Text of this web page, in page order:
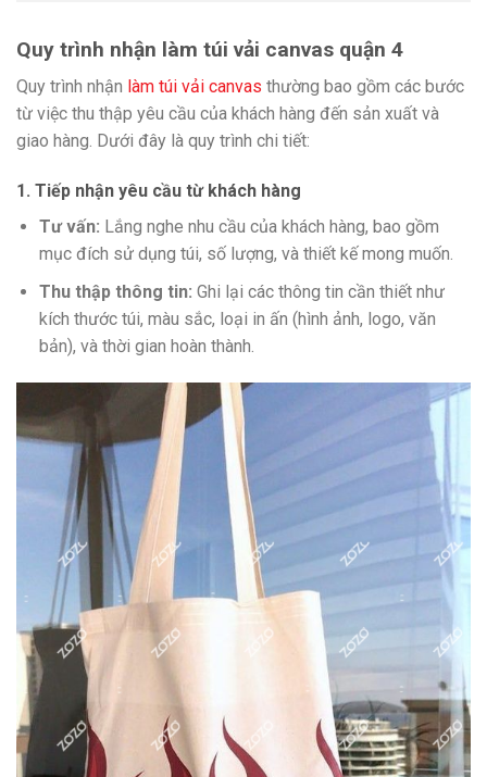
Quy trình nhận làm túi vải canvas quận 4
Quy trình nhận làm túi vải canvas thường bao gồm các bước
từ việc thu thập yêu cầu của khách hàng đến sản xuất và
giao hàng. Dưới đây là quy trình chi tiết:
1. Tiếp nhận yêu cầu từ khách hàng
Tư vấn: Lắng nghe nhu cầu của khách hàng, bao gồm
mục đích sử dụng túi, số lượng, và thiết kế mong muốn.
Thu thập thông tin: Ghi lại các thông tin cần thiết như
kích thước túi, màu sắc, loại in ấn (hình ảnh, logo, văn
bản), và thời gian hoàn thành.